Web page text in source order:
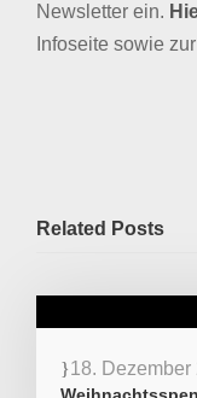
Newsletter ein.
Infoseite sowie
Related Posts
18. Dezember